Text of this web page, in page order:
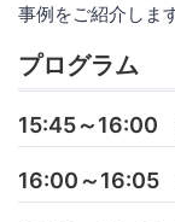
事例をご紹介します
プログラム
15:45～16:00
16:00～16:05